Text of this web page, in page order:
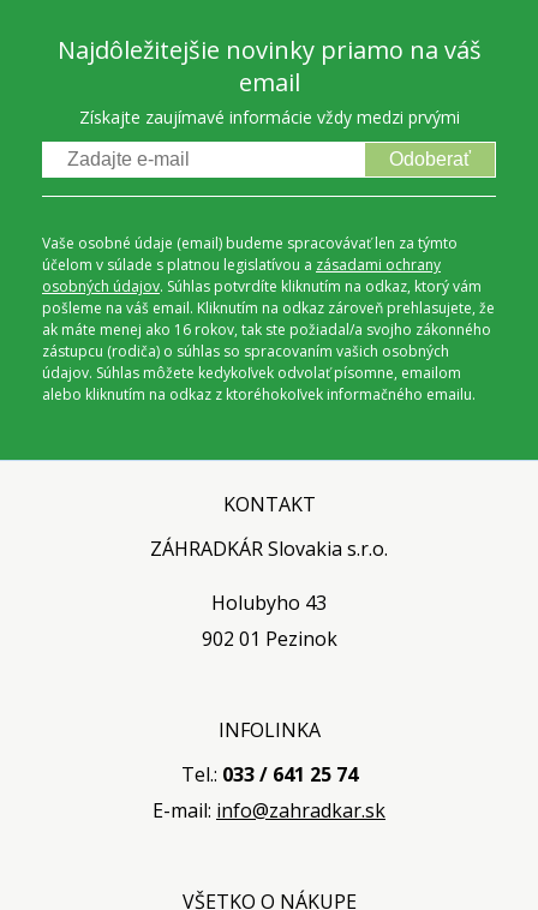
Najdôležitejšie novinky priamo na váš
email
Získajte zaujímavé informácie vždy medzi prvými
Odoberať
Vaše osobné údaje (email) budeme spracovávať len za týmto
účelom v súlade s platnou legislatívou a zásadami ochrany
osobných údajov. Súhlas potvrdíte kliknutím na odkaz, ktorý vám
pošleme na váš email. Kliknutím na odkaz zároveň prehlasujete, že
ak máte menej ako 16 rokov, tak ste požiadal/a svojho zákonného
zástupcu (rodiča) o súhlas so spracovaním vašich osobných
údajov. Súhlas môžete kedykoľvek odvolať písomne, emailom
alebo kliknutím na odkaz z ktoréhokoľvek informačného emailu.
KONTAKT
ZÁHRADKÁR Slovakia s.r.o.
Holubyho 43
902 01 Pezinok
INFOLINKA
Tel.: 033 / 641 25 74
E-mail: info@zahradkar.sk
VŠETKO O NÁKUPE